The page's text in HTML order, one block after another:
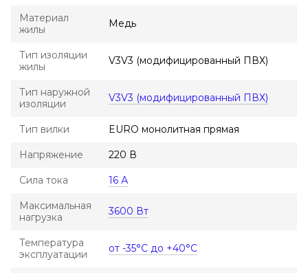
Материал
жилы
Медь
Тип изоляции
жилы
V3V3 (модифицированный ПВХ)
Тип наружной
изоляции
V3V3 (модифицированный ПВХ)
Тип вилки EURO монолитная прямая
Напряжение 220 В
Сила тока 16 А
Максимальная
нагрузка
3600 Вт
Температура
эксплуатации
от -35°С до +40°С